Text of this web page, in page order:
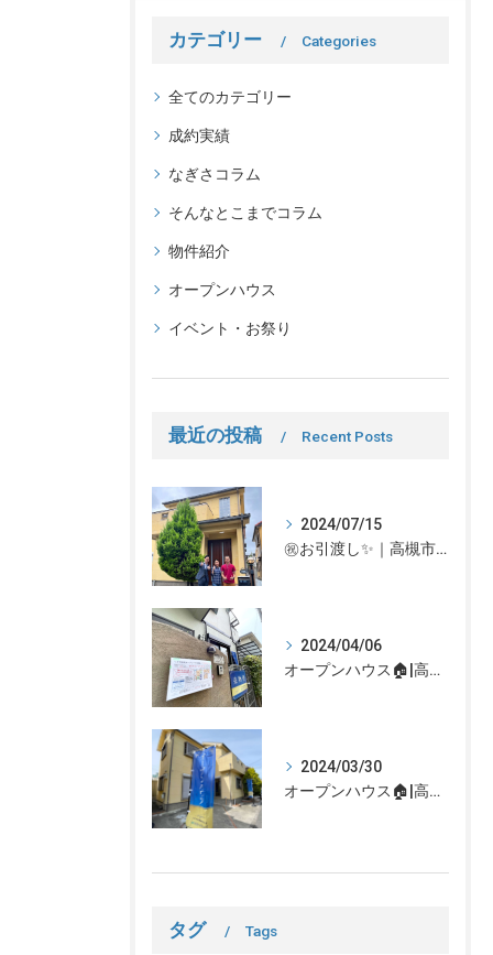
カテゴリー Categories
全てのカテゴリー
成約実績
なぎさコラム
そんなとこまでコラム
物件紹介
オープンハウス
イベント・お祭り
最近の投稿 Recent Posts
2024/07/15
㊗お引渡し✨｜高槻市での不動産売却、不動産売買の事、何でもなぎさ不動産までご相談ください！
2024/04/06
オープンハウス🏠|高槻市の不動産売却、不動産空き家のご相談はなぎさ不動産まで！
2024/03/30
オープンハウス🏠|高槻市の不動産売却、不動産空き家のご相談はなぎさ不動産まで！
タグ Tags